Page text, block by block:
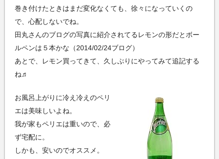
巻き付けたときはまだ変化なくても、徐々になっていくの
で、心配しないでね。
田丸さんのブログの写真に紹介されてるレモンの形だとボー
ルペンは５本かな（2014/02/24ブログ）
あとで、レモン買ってきて、久しぶりにやってみて追記する
ね♬
お風呂上がりに冷え冷えのペリ
エは美味しいよね。
我が家もペリエは重いので、必
ず宅配に。
しかも、安いのでオススメ。